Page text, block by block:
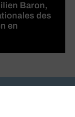
Baron,
des
en